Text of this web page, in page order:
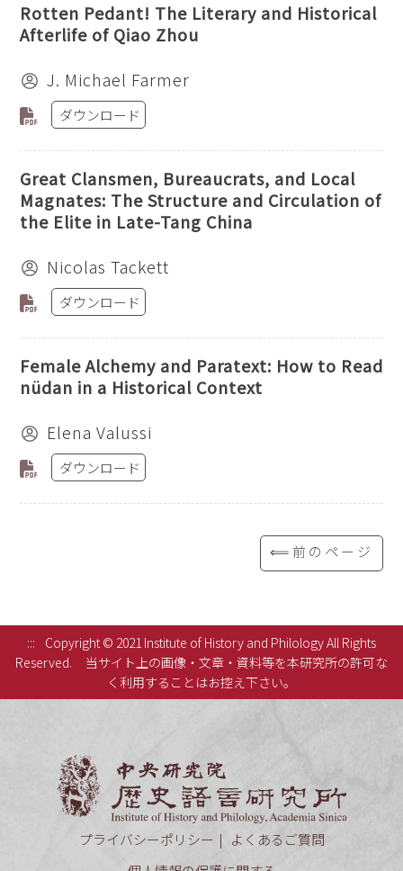
Rotten Pedant! The Literary and Historical
Afterlife of Qiao Zhou
J. Michael Farmer
ダウンロード
Great Clansmen, Bureaucrats, and Local
Magnates: The Structure and Circulation of
the Elite in Late-Tang China
Nicolas Tackett
ダウンロード
Female Alchemy and Paratext: How to Read
nüdan in a Historical Context
Elena Valussi
ダウンロード
⟸前のページ
:::
Copyright © 2021 Institute of History and Philology All Rights
Reserved.
当サイト上の画像・文章・資料等を本研究所の許可な
く利用することはお控え下さい。
プライバシーポリシー
よくあるご質問